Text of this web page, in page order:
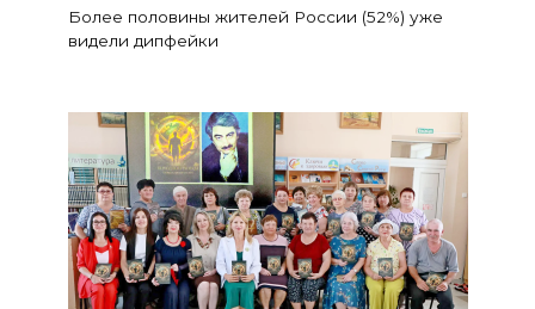
Более половины жителей России (52%) уже
видели дипфейки